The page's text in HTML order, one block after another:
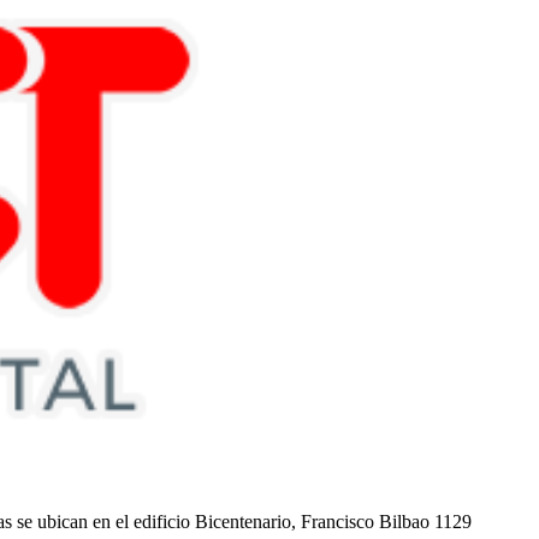
se ubican en el edificio Bicentenario, Francisco Bilbao 1129